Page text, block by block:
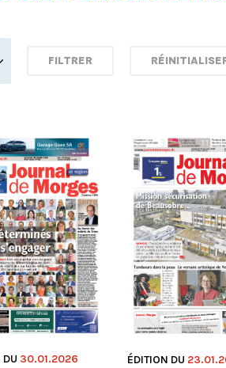
FILTRER
DU 30.01.2026 ÉDITION DU